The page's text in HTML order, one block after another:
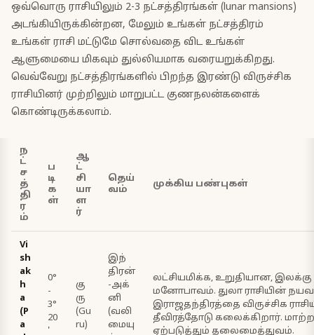
ஒவ்வொரு ராசியிலும் 2-3 நட்சத்திரங்கள் (lunar mansions)
அடங்கியிருக்கின்றன, மேலும் உங்கள் நட்சத்திரம்
உங்கள் ராசி மட்டுமே சொல்வதை விட உங்கள்
ஆளுமையை மிகவும் துல்லியமாக வரையறுக்கிறது.
வெவ்வேறு நட்சத்திரங்களில் பிறந்த இரண்டு விருச்சிக
ராசியினர் முற்றிலும் மாறுபட்ட குணநலன்களைக்
கொண்டிருக்கலாம்.
ந
ட்
ச
த்
தி
ர
ம்
ப
டி
க
ள்
ஆ
ட்
சி
யா
ள
ர்
தெய்
வம்
முக்கிய பண்புகள்
Vi
sh
ak
h
a
(P
a
0°
-
3°
20
'
கு
ரு
(Gu
ru)
இந்
திரன்
-அக்
னி
(வலி
மையு
லட்சியமிக்க, உறுதியான,
மனோபாவம். துலா ராசியின்
இராஜதந்திரத்தை விருச்சிக
தீவிரத்தோடு கலைக்கிறார்.
ஏற்படுத்தும் தலைமைத்துவம்.